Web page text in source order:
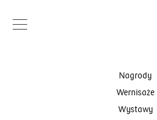
Nagrody
Wernisaże
Wystawy